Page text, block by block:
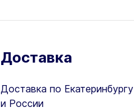
Доставка
Доставка по Екатеринбургу
и России